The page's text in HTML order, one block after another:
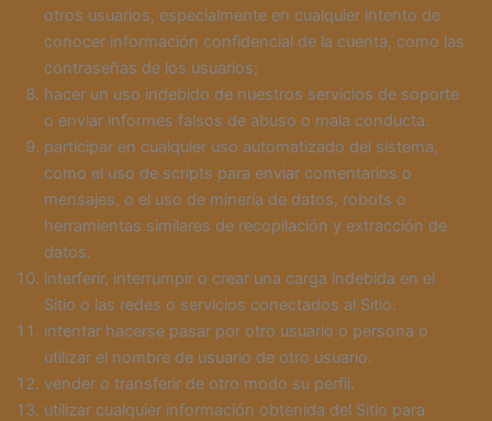
otros usuarios, especialmente en cualquier intento de
conocer información confidencial de la cuenta, como las
contraseñas de los usuarios;
hacer un uso indebido de nuestros servicios de soporte
o enviar informes falsos de abuso o mala conducta.
participar en cualquier uso automatizado del sistema,
como el uso de scripts para enviar comentarios o
mensajes, o el uso de minería de datos, robots o
herramientas similares de recopilación y extracción de
datos.
interferir, interrumpir o crear una carga indebida en el
Sitio o las redes o servicios conectados al Sitio.
intentar hacerse pasar por otro usuario o persona o
utilizar el nombre de usuario de otro usuario.
vender o transferir de otro modo su perfil.
utilizar cualquier información obtenida del Sitio para